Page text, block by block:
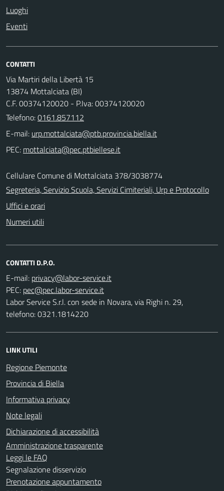
Luoghi
Eventi
CONTATTI
Via Martiri della Libertà 15
13874 Mottalciata (BI)
C.F. 00374120020 - P.Iva: 00374120020
Telefono:0161.857112
E-mail:
PEC:
Cellulare Comune di Mottalciata 378/3038774
Segreteria, Servizio Scuola, Servizi Cimiteriali, Urp e Protocollo
Uffici e orari
Numeri utili
CONTATTI D.P.O.
E-mail:
PEC:
Labor Service S.r.l. con sede in Novara, via Righi n. 29,
telefono: 0321.1814220
LINK UTILI
Regione Piemonte
Provincia di Biella
Informativa privacy
Note legali
Dichiarazione di accessibilità
Amministrazione trasparente
Leggi le FAQ
Segnalazione disservizio
Prenotazione appuntamento